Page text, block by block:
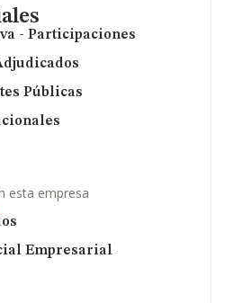
- Participaciones
Públicas
esta empresa
Empresarial